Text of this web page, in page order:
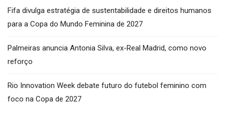
Fifa divulga estratégia de sustentabilidade e direitos humanos
para a Copa do Mundo Feminina de 2027
Palmeiras anuncia Antonia Silva, ex-Real Madrid, como novo
reforço
Rio Innovation Week debate futuro do futebol feminino com
foco na Copa de 2027